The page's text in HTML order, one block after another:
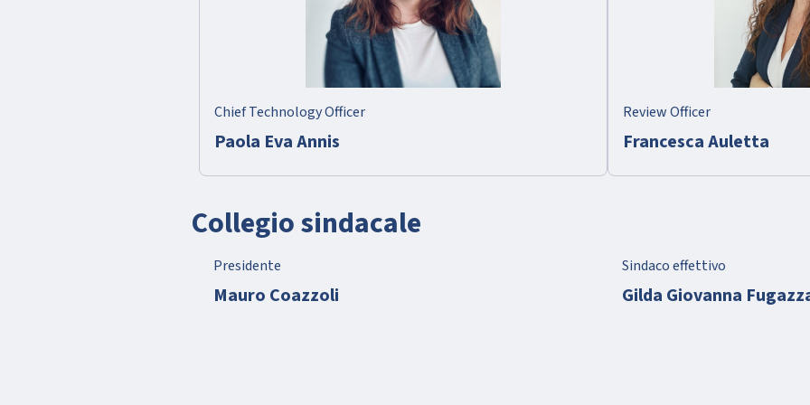
Chief Technology Officer
Paola Eva Annis
Review Officer
Francesca Auletta
Collegio sindacale
Presidente
Mauro Coazzoli
Sindaco effettivo
Gilda Giovanna